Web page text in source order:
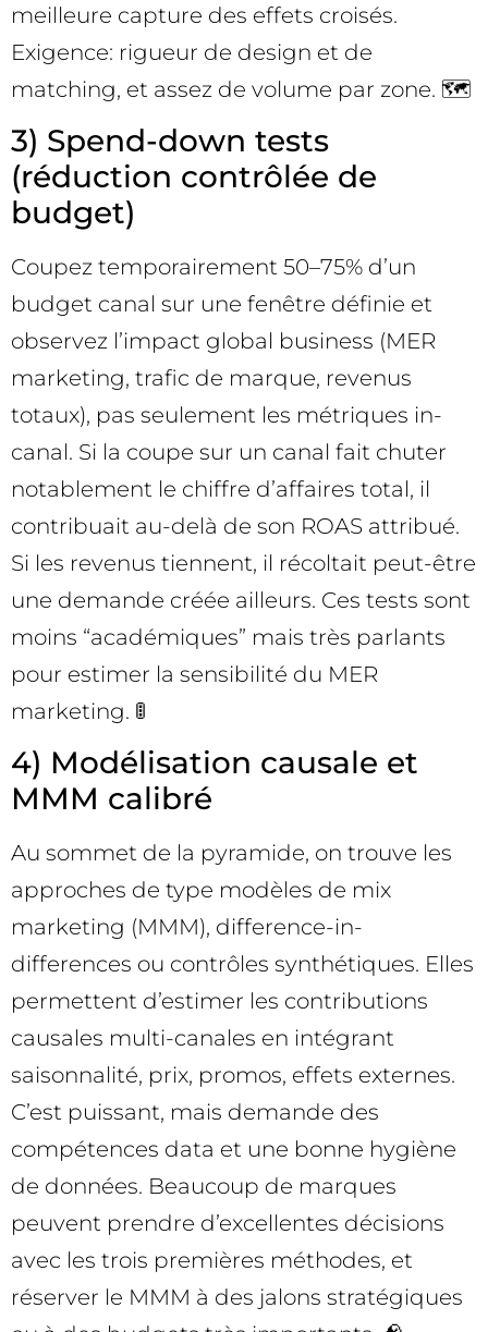
meilleure capture des effets croisés.
Exigence: rigueur de design et de
matching, et assez de volume par zone. 🗺️
3) Spend-down tests
(réduction contrôlée de
budget)
Coupez temporairement 50–75% d’un
budget canal sur une fenêtre définie et
observez l’impact global business (MER
marketing, trafic de marque, revenus
totaux), pas seulement les métriques in-
canal. Si la coupe sur un canal fait chuter
notablement le chiffre d’affaires total, il
contribuait au-delà de son ROAS attribué.
Si les revenus tiennent, il récoltait peut-être
une demande créée ailleurs. Ces tests sont
moins “académiques” mais très parlants
pour estimer la sensibilité du MER
marketing. 🚦
4) Modélisation causale et
MMM calibré
Au sommet de la pyramide, on trouve les
approches de type modèles de mix
marketing (MMM), difference-in-
differences ou contrôles synthétiques. Elles
permettent d’estimer les contributions
causales multi-canales en intégrant
saisonnalité, prix, promos, effets externes.
C’est puissant, mais demande des
compétences data et une bonne hygiène
de données. Beaucoup de marques
peuvent prendre d’excellentes décisions
avec les trois premières méthodes, et
réserver le MMM à des jalons stratégiques